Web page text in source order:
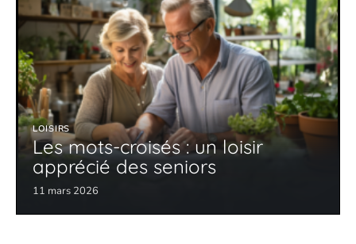
LOISIRS
Les mots-croisés : un loisir
apprécié des seniors
11 mars 2026